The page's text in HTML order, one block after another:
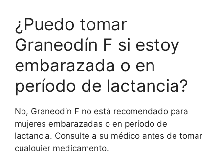
¿Puedo tomar
Graneodín F si estoy
embarazada o en
período de lactancia?
No, Graneodín F no está recomendado para
mujeres embarazadas o en período de
lactancia. Consulte a su médico antes de tomar
cualquier medicamento.